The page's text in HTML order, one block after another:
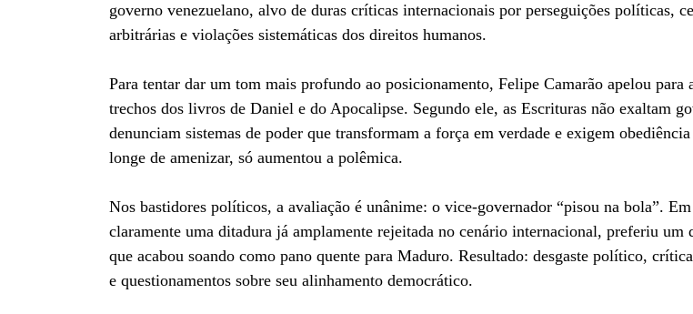
governo venezuelano, alvo de duras críticas internacionais por perseguições políticas,
arbitrárias e violações sistemáticas dos direitos humanos.
Para tentar dar um tom mais profundo ao posicionamento, Felipe Camarão apelou
trechos dos livros de Daniel e do Apocalipse. Segundo ele, as Escrituras não exaltam
denunciam sistemas de poder que transformam a força em verdade e exigem
longe de amenizar, só aumentou a polêmica.
Nos bastidores políticos, a avaliação é unânime: o vice-governador “pisou na bola”.
claramente uma ditadura já amplamente rejeitada no cenário internacional, preferiu um
que acabou soando como pano quente para Maduro. Resultado: desgaste político,
e questionamentos sobre seu alinhamento democrático.